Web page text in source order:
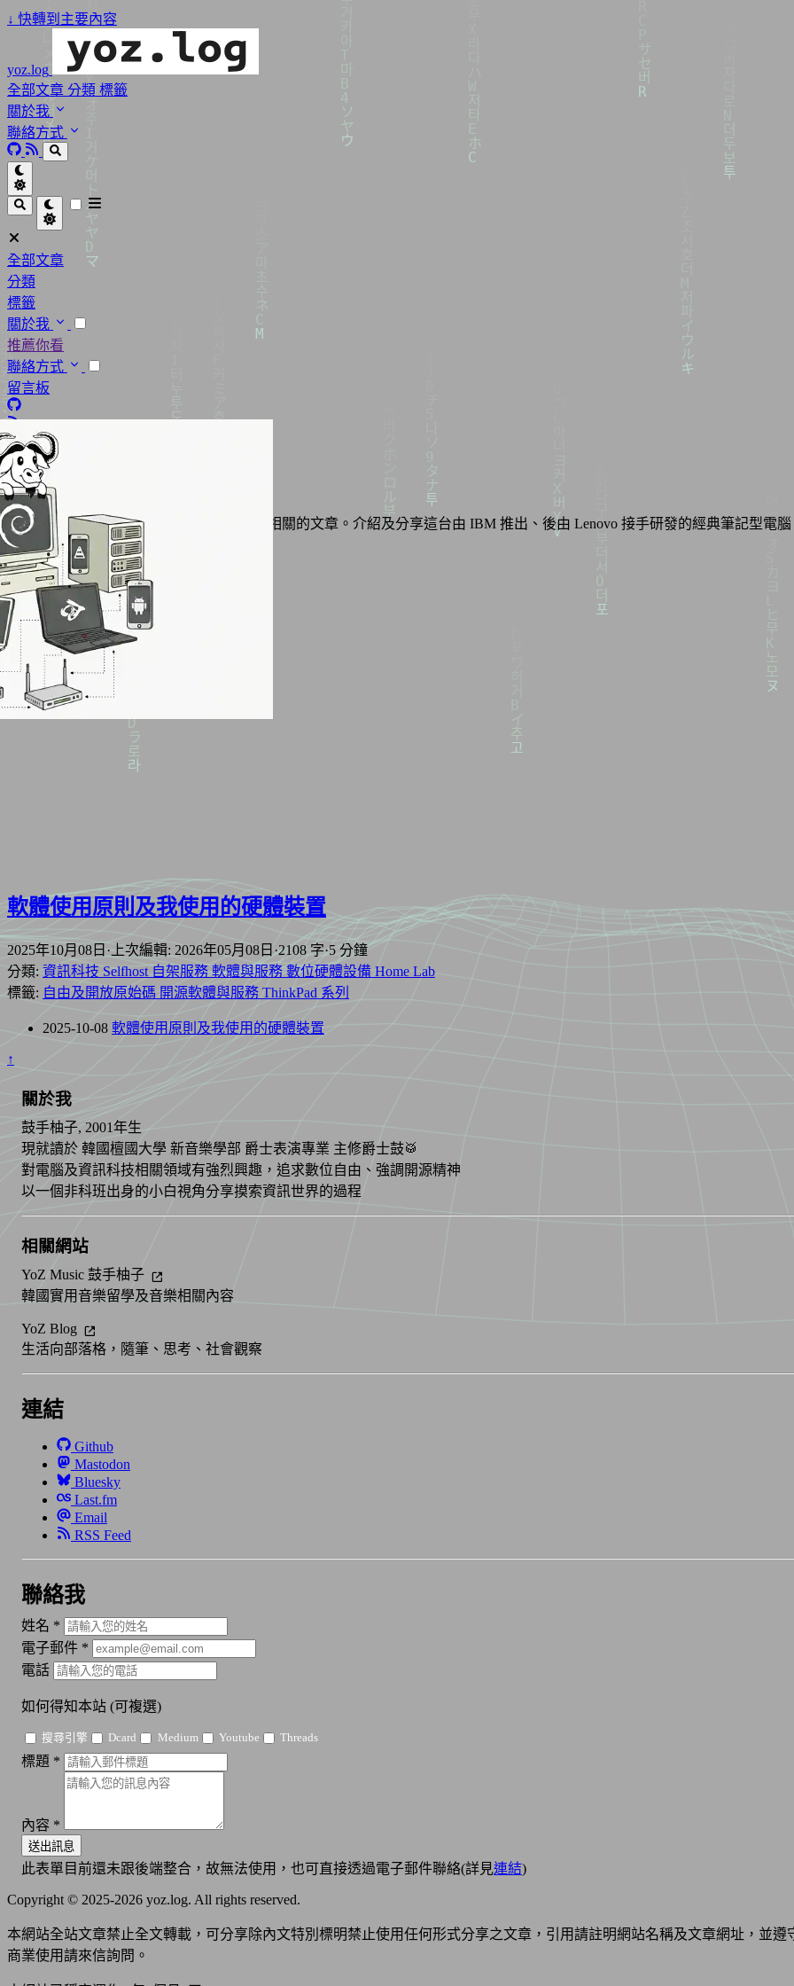
↓ 快轉到主要內容
yoz.log
全部文章 分類 標籤
關於我
聯絡方式
全部文章
分類
標籤
關於我
推薦你看
聯絡方式
留言板
ThinkPad 系列
本標籤頁面收錄所有與 ThinkPad 系列產品相關的文章。介紹及分享這台由 IBM 推出、後由 Lenovo 接手研發的經典筆記型電
卡片 列表
軟體使用原則及我使用的硬體裝置
2025年10月08日 ·上次編輯: 2026年05月08日 ·2108 字·5 分鐘
分類: 資訊科技 Selfhost 自架服務軟體與服務數位硬體設備 Home Lab
標籤: 自由及開放原始碼 開源軟體與服務 ThinkPad 系列
2025-10-08 軟體使用原則及我使用的硬體裝置
↑
關於我
鼓手柚子, 2001年生
現就讀於 韓國檀國大學 新音樂學部 爵士表演專業 主修爵士鼓🥁
對電腦及資訊科技相關領域有強烈興趣，追求數位自由、強調開源精神
以一個非科班出身的小白視角分享摸索資訊世界的過程
相關網站
YoZ Music 鼓手柚子
韓國實用音樂留學及音樂相關內容
YoZ Blog
生活向部落格，隨筆、思考、社會觀察
連結
Github
Mastodon
Bluesky
Last.fm
Email
RSS Feed
聯絡我
姓名 *
電子郵件 *
電話
如何得知本站 (可複選)
搜尋引擎 Dcard Medium Youtube Threads
標題 *
內容 *
送出訊息
此表單目前還未跟後端整合，故無法使用，也可直接透過電子郵件聯絡(詳見連結)
Copyright © 2025-2026 yoz.log. All rights reserved.
本網站全站文章禁止全文轉載，可分享除內文特別標明禁止使用任何形式分享之文章，引用請註明網站名稱及文章網址，並遵
商業使用請來信詢問。